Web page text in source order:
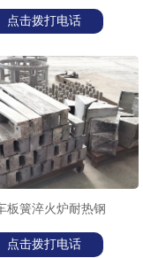
点击拨打电话
板簧淬火炉耐热钢
点击拨打电话